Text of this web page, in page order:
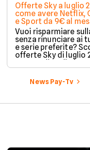
Offerte Sky a luglio
come avere Netflix,
e Sport da 9€ al
Vuoi risparmiare
senza rinunciare ai
e serie preferite?
offerte Sky di luglio
per scegliere il
adatto alle tue
ottimizzare le
News Pay-Tv